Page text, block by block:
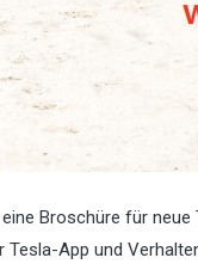
eine Broschüre für
App und